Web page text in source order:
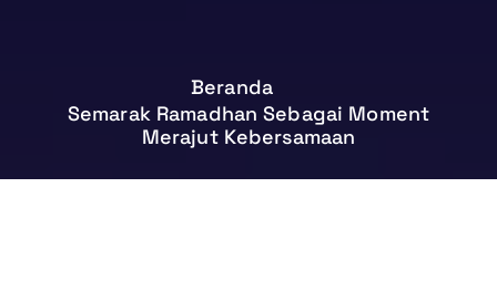
Beranda
Semarak Ramadhan Sebagai Moment
Merajut Kebersamaan